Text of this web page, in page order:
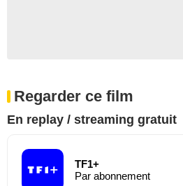
Regarder ce film
En replay / streaming gratuit
TF1+
Par abonnement